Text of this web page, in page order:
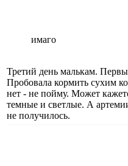
имаго
Третий день малькам.
Пробовала кормить сухим
нет - не пойму. Может
темные и светлые. А
не получилось.